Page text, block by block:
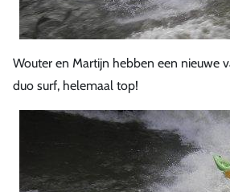
Wouter en Martijn hebben een nieuwe
duo surf, helemaal top!